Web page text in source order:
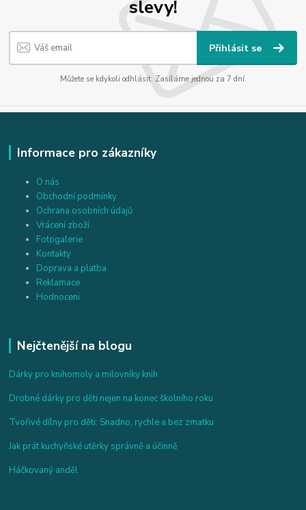
slevy!
Přihlásit se
Můžete se kdykoli odhlásit. Zasíláme jednou za 7 dní.
Informace pro zákazníky
O nás
Obchodní podmínky
Ochrana osobních údajů
Vrácení zboží
Fotogalerie
Kontakty
Doprava a platba
Reklamace
Hodnoceni
Nejčtenější na blogu
Dárky pro knihomoly a milovníky knih
Drobné dárky pro děti nejen na konec školního roku
Tvořivé dílny pro děti: Snadno, rychle a bez zmatku
Jak prát kuchyňské utěrky správně a účinně
Háčkovaný anděl